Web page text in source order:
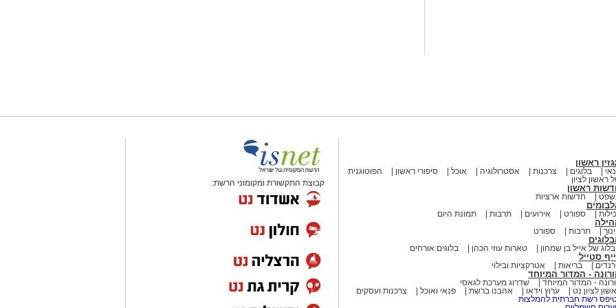
מטעם מועצת שמאי המקרקעין
הכשרה תובעני הכולל
מעשית. תפקידו של השמאי הוא
ובלתי תלוי, תוך בחינה מעמיקה של מצבו
השוואה שבוצעו בסביבה
– מזכויות בנייה בלתי מנוצלות, דרך
מקרקעין?
המשמעותיים ביותר בחיים: לפני רכישת
ראשון
בלוגים צרכנות אסטרולוגיה אוכל סיפורי ראשון
הפוטוגנית
ראשון לציון
ראשון
חדשות ארציות
ספורט אירועים תרבות תמונת היום
תרבות ספורט
של אייל בן שמחון טארות עוזי הכהן בלוגים אורחים
סטייל
בריאות אטרקציות ובילוי
- המדור המיוחד
- המדור המיוחד
שדרוג מערכת לגאסי
לציון נט
ערוץ וידאו אהבנו ברשת פנאי ואוכל
צרכנות ועסקים
רשת חברתית להמלצות
קבוצת התקשורת ומקומוני הרשת: